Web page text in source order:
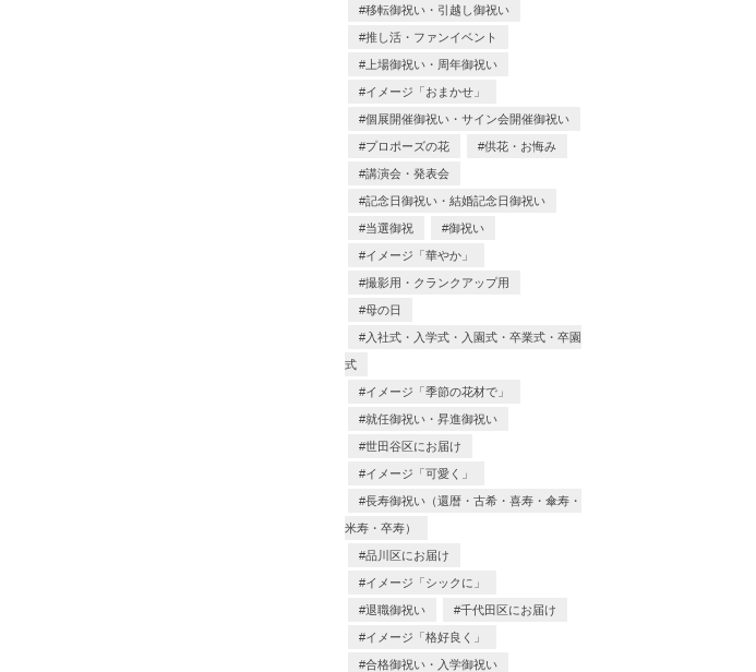
移転御祝い・引越し御祝い
推し活・ファンイベント
上場御祝い・周年御祝い
イメージ「おまかせ」
個展開催御祝い・サイン会開催御祝い
プロポーズの花 供花・お悔み
講演会・発表会
記念日御祝い・結婚記念日御祝い
当選御祝 御祝い
イメージ「華やか」
撮影用・クランクアップ用
母の日
入社式・入学式・入園式・卒業式・卒園
式
イメージ「季節の花材で」
就任御祝い・昇進御祝い
世田谷区にお届け
イメージ「可愛く」
長寿御祝い（還暦・古希・喜寿・傘寿・
米寿・卒寿）
品川区にお届け
イメージ「シックに」
退職御祝い 千代田区にお届け
イメージ「格好良く」
合格御祝い・入学御祝い